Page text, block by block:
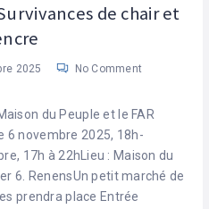
de chair et
2025 No Comment
du Peuple et le FAR
6 novembre 2025, 18h-
17h à 22hLieu : Maison du
6. RenensUn petit marché de
prendra place Entrée